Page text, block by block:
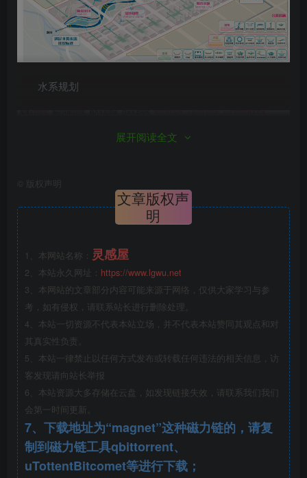
水系规划
湿地系统
驳岸分析
展开阅读全文
版权声明
文章版权声
明
1、本网站名称： 灵感屋
2、本站永久网址： https://www.lgwu.net
3、本网站的文章部分内容可能来源于网络，仅供大家学习与参
考，如有侵权，请联系站长进行删除处理。
4、本站一切资源不代表本站立场，并不代表本站赞同其观点和对
其真实性负责。
5、本站一律禁止以任何方式发布或转载任何违法的相关信息，访
客发现请向站长举报
6、本站资源大多存储在云盘，如发现链接失效，请联系我们我们
会第一时间更新。
7、下载地址为“magnet”这种磁力链的，请复
制到磁力链工具qbittorrent、
uTottentBitcomet等进行下载；